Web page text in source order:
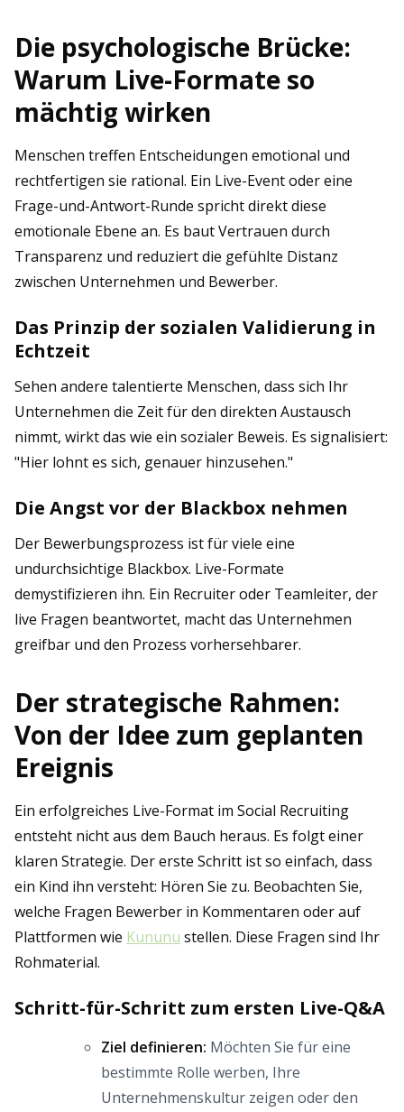
Die psychologische Brücke:
Warum Live-Formate so
mächtig wirken
Menschen treffen Entscheidungen emotional und
rechtfertigen sie rational. Ein Live-Event oder eine
Frage-und-Antwort-Runde spricht direkt diese
emotionale Ebene an. Es baut Vertrauen durch
Transparenz und reduziert die gefühlte Distanz
zwischen Unternehmen und Bewerber.
Das Prinzip der sozialen Validierung in
Echtzeit
Sehen andere talentierte Menschen, dass sich Ihr
Unternehmen die Zeit für den direkten Austausch
nimmt, wirkt das wie ein sozialer Beweis. Es signalisiert:
"Hier lohnt es sich, genauer hinzusehen."
Die Angst vor der Blackbox nehmen
Der Bewerbungsprozess ist für viele eine
undurchsichtige Blackbox. Live-Formate
demystifizieren ihn. Ein Recruiter oder Teamleiter, der
live Fragen beantwortet, macht das Unternehmen
greifbar und den Prozess vorhersehbarer.
Der strategische Rahmen:
Von der Idee zum geplanten
Ereignis
Ein erfolgreiches Live-Format im Social Recruiting
entsteht nicht aus dem Bauch heraus. Es folgt einer
klaren Strategie. Der erste Schritt ist so einfach, dass
ein Kind ihn versteht: Hören Sie zu. Beobachten Sie,
welche Fragen Bewerber in Kommentaren oder auf
Plattformen wie Kununu stellen. Diese Fragen sind Ihr
Rohmaterial.
Schritt-für-Schritt zum ersten Live-Q&A
Ziel definieren: Möchten Sie für eine
bestimmte Rolle werben, Ihre
Unternehmenskultur zeigen oder den